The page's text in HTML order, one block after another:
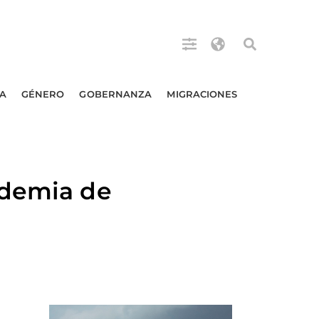
GÉNERO GOBERNANZA MIGRACIONES
de